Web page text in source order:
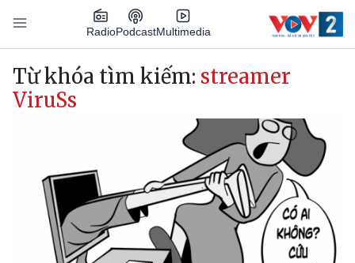
Nhảy đến nội dung
RadioPodcastMultimedia
Main navigation
Từ khóa tìm kiếm: streamer
ViruSs